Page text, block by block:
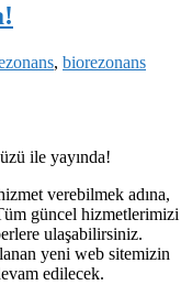
, biorezonans
ile yayında!
verebilmek adına,
güncel hizmetlerimizi
ulaşabilirsiniz.
yeni web sitemizin
edilecek.